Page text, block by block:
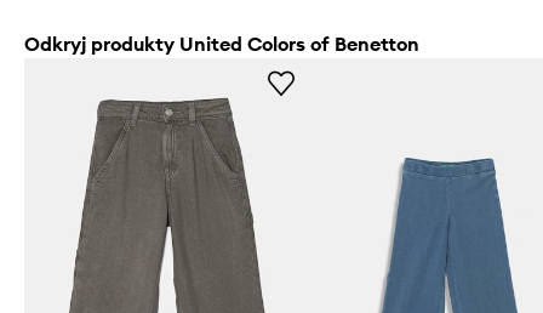
Odkryj produkty United Colors of Benetton